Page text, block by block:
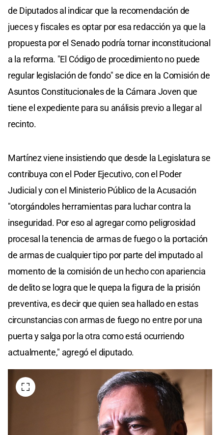
de Diputados al indicar que la recomendación de
jueces y fiscales es optar por esa redacción ya que la
propuesta por el Senado podría tornar inconstitucional
a la reforma. "El Código de procedimiento no puede
regular legislación de fondo" se dice en la Comisión de
Asuntos Constitucionales de la Cámara Joven que
tiene el expediente para su análisis previo a llegar al
recinto.
Martínez viene insistiendo que desde la Legislatura se
contribuya con el Poder Ejecutivo, con el Poder
Judicial y con el Ministerio Público de la Acusación
"otorgándoles herramientas para luchar contra la
inseguridad. Por eso al agregar como peligrosidad
procesal la tenencia de armas de fuego o la portación
de armas de cualquier tipo por parte del imputado al
momento de la comisión de un hecho con apariencia
de delito se logra que le quepa la figura de la prisión
preventiva, es decir que quien sea hallado en estas
circunstancias con armas de fuego no entre por una
puerta y salga por la otra como está ocurriendo
actualmente," agregó el diputado.